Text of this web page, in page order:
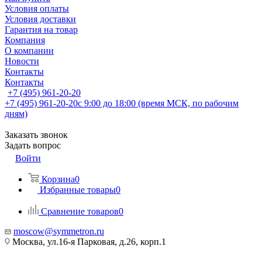
Условия оплаты
Условия доставки
Гарантия на товар
Компания
О компании
Новости
Контакты
Контакты
+7 (495) 961-20-20
+7 (495) 961-20-20с 9:00 до 18:00 (время МСК, по рабочим
дням)
Заказать звонок
Задать вопрос
Войти
Корзина0
Избранные товары0
Сравнение товаров0
moscow@symmetron.ru
Москва, ул.16-я Парковая, д.26, корп.1